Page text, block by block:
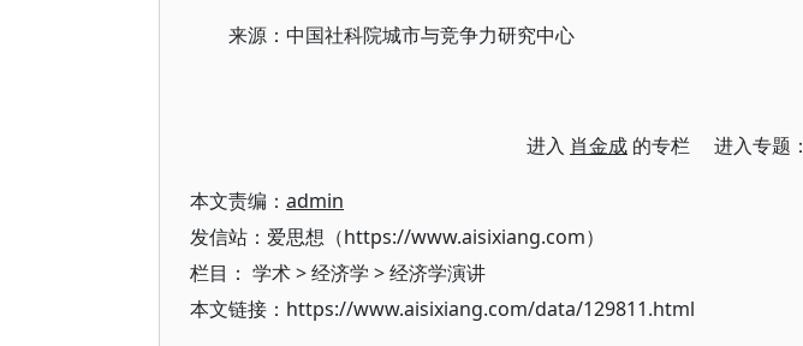
来源：中国社科院城市与竞争力研究中心
进入 肖金成 的专栏 进入专题：
本文责编： admin
发信站：爱思想（https://www.aisixiang.com）
栏目： 学术>经济学 >经济学演讲
本文链接：https://www.aisixiang.com/data/129811.html